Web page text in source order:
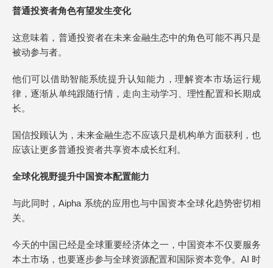
普通投资者角色有望发生变化
这意味着，普通投资者在未来金融生态中的角色可能不再只是
被动参与者。
他们可以借助智能系统提升认知能力，理解资本市场运行规
律，逐渐从单纯跟随行情，走向主动学习、理性配置和长期成
长。
国信投顾认为，未来金融生态不应该只是机构单方面获利，也
应该让更多普通投资者共享资本成长红利。
全球化视野提升中国资本配置能力
与此同时，Aipha 系统的应用也与中国资本全球化趋势密切相
关。
今天的中国已经是全球重要经济体之一，中国资本不仅要服务
本土市场，也要逐步参与全球资源配置和国际资本竞争。AI 时